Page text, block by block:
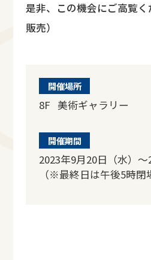
是非、この機会にご高覧
販売）
開催場所
8F 美術ギャラリー
開催期間
2023年9月20日（水）～
（※最終日は午後5時閉